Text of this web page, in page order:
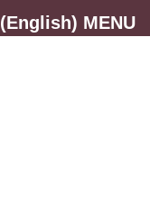
(English) MENU